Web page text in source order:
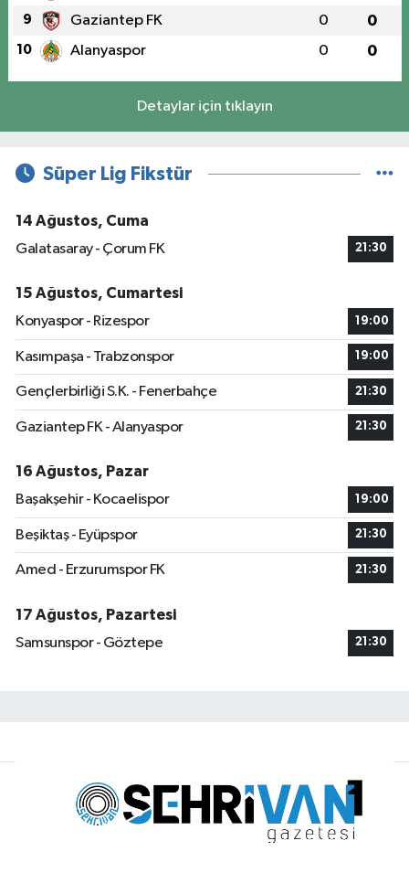
9 Gaziantep FK 0 0
10 Alanyaspor 0 0
Detaylar için tıklayın
Süper Lig Fikstür
14 Ağustos, Cuma
Galatasaray - Çorum FK
21:30
15 Ağustos, Cumartesi
Konyaspor - Rizespor
19:00
Kasımpaşa - Trabzonspor 19:00
Gençlerbirliği S.K. - Fenerbahçe 21:30
Gaziantep FK - Alanyaspor 21:30
16 Ağustos, Pazar
Başakşehir - Kocaelispor
19:00
Beşiktaş - Eyüpspor 21:30
Amed - Erzurumspor FK 21:30
17 Ağustos, Pazartesi
Samsunspor - Göztepe
21:30